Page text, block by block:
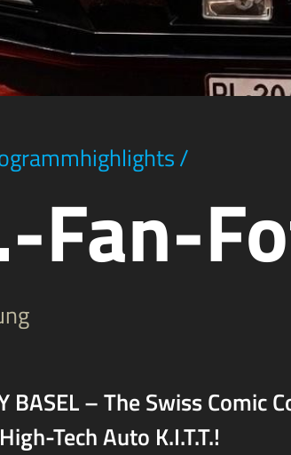
/
Fan-
BASEL – The Swiss Comic
Tech Auto K.I.T.T.!